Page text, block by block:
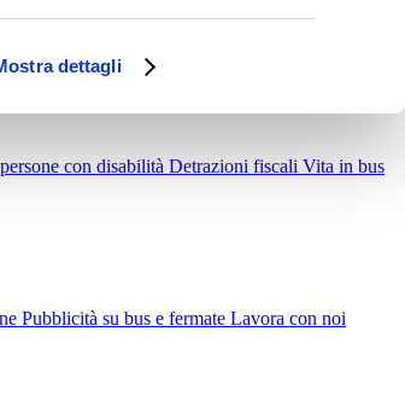
dettagli
da smartphone con MOMUP
con disabilità Detrazioni fiscali Vita in bus
Pubblicità su bus e fermate Lavora con noi